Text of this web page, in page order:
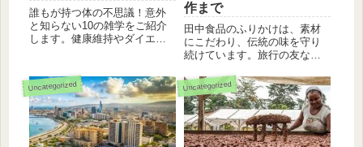
誰もが持つ体の不思議！意外
と知らない10の雑学をご紹介
します。健康維持やダイエッ
作まで
田中食品のふりかけは、素材
にこだわり、伝統の味を守り
続けています。旅行の友な
節限定の新作まで、様々な種
類をご用意。オンラインショ
ップで手軽にお買い求めいた
だけます。
Uncategorized Uncategorized